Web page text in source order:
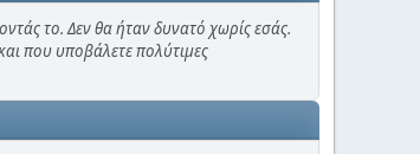
το. Δεν θα ήταν δυνατό χωρίς εσάς.
που υποβάλετε πολύτιμες